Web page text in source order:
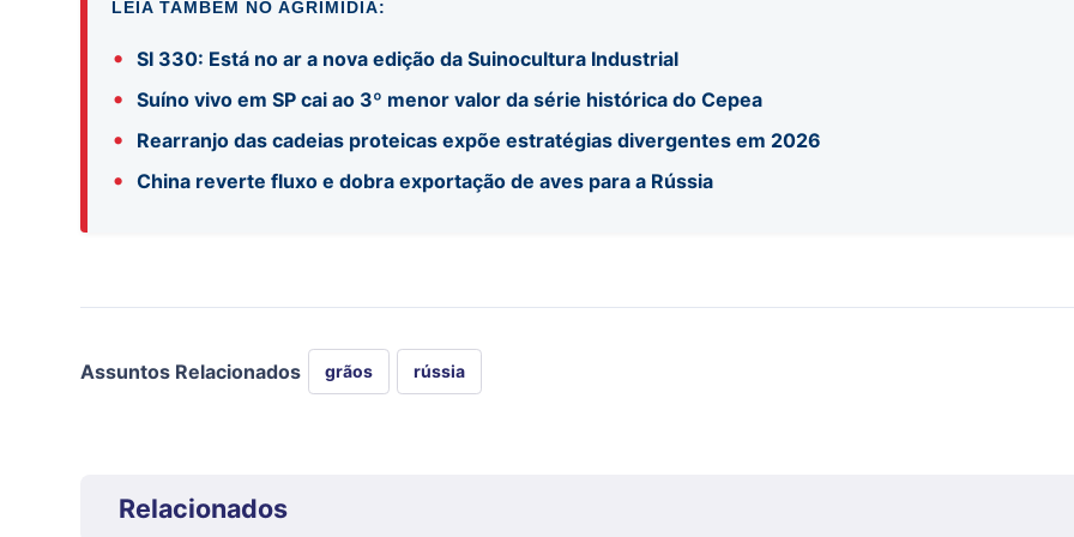
LEIA TAMBÉM NO AGRIMÍDIA:
• SI 330: Está no ar a nova edição da Suinocultura Industrial
• Suíno vivo em SP cai ao 3º menor valor da série histórica do Cepea
• Rearranjo das cadeias proteicas expõe estratégias divergentes em 2026
• China reverte fluxo e dobra exportação de aves para a Rússia
Assuntos Relacionados grãos rússia
Relacionados